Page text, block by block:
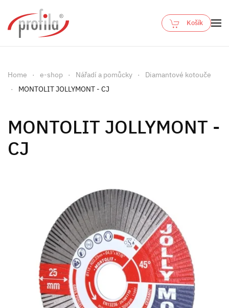
Skip to main content
Košík
Home e-shop Nářadí a pomůcky
Diamantové kotouče
MONTOLIT JOLLYMONT - CJ
MONTOLIT JOLLYMONT -
CJ